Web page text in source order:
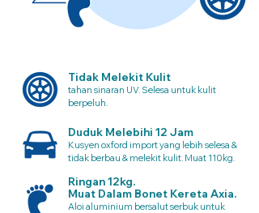
Tidak Melekit Kulit
tahan sinaran UV. Selesa untuk kulit
berpeluh.
Duduk Melebihi 12 Jam
Kusyen oxford import yang lebih selesa &
tidak berbau & melekit kulit. Muat 110kg.
Ringan 12kg.
Muat Dalam Bonet Kereta Axia.
Aloi aluminium bersalut serbuk untuk